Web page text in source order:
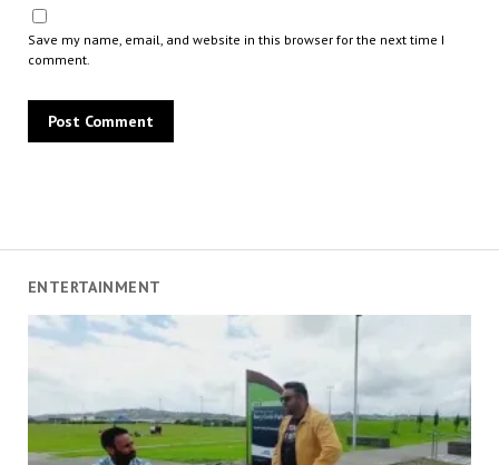
ENTERTAINMENT
Save my name, email, and website in this browser for the next time I
comment.